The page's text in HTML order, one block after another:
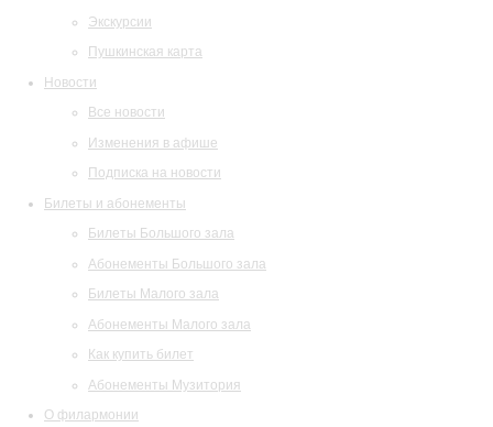
Экскурсии
Пушкинская карта
Новости
Все новости
Изменения в афише
Подписка на новости
Билеты и абонементы
Билеты Большого зала
Абонементы Большого зала
Билеты Малого зала
Абонементы Малого зала
Как купить билет
Абонементы Музитория
О филармонии